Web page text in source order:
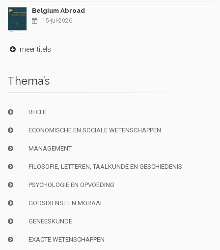
Belgium Abroad
15-jul-2026
meer titels
Thema’s
RECHT
ECONOMISCHE EN SOCIALE WETENSCHAPPEN
MANAGEMENT
FILOSOFIE, LETTEREN, TAALKUNDE EN GESCHIEDENIS
PSYCHOLOGIE EN OPVOEDING
GODSDIENST EN MORAAL
GENEESKUNDE
EXACTE WETENSCHAPPEN